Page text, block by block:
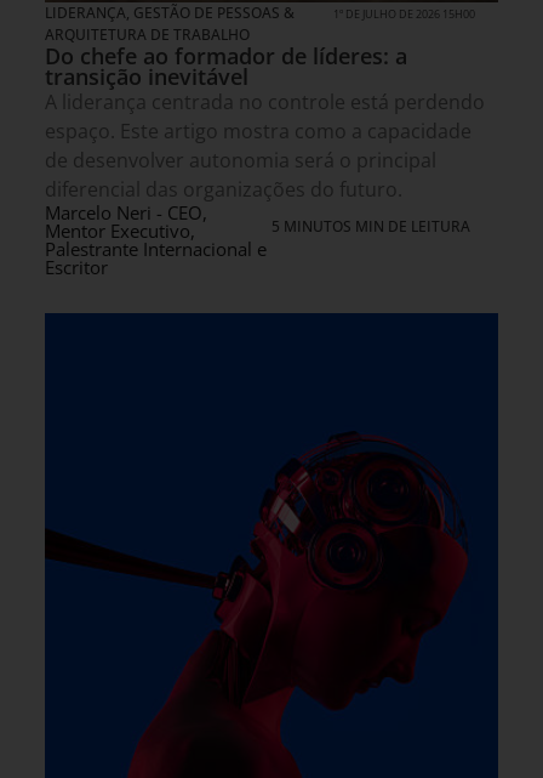
LIDERANÇA, GESTÃO DE PESSOAS &
ARQUITETURA DE TRABALHO
1º DE JULHO DE 2026 15H00
Do chefe ao formador de líderes: a
transição inevitável
A liderança centrada no controle está perdendo
espaço. Este artigo mostra como a capacidade
de desenvolver autonomia será o principal
diferencial das organizações do futuro.
Marcelo Neri - CEO,
Mentor Executivo,
Palestrante Internacional e
Escritor
5 MINUTOS MIN DE LEITURA